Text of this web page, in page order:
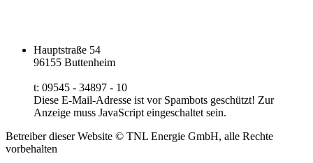
Hauptstraße 54
96155 Buttenheim
t: 09545 - 34897 - 10
Diese E-Mail-Adresse ist vor Spambots geschützt! Zur
Anzeige muss JavaScript eingeschaltet sein.
Betreiber dieser Website © TNL Energie GmbH, alle Rechte
vorbehalten